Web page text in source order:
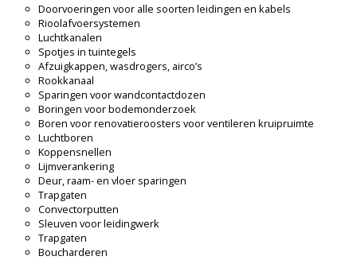
Doorvoeringen voor alle soorten leidingen en kabels
Rioolafvoersystemen
Luchtkanalen
Spotjes in tuintegels
Afzuigkappen, wasdrogers, airco’s
Rookkanaal
Sparingen voor wandcontactdozen
Boringen voor bodemonderzoek
Boren voor renovatieroosters voor ventileren kruipruimte
Luchtboren
Koppensnellen
Lijmverankering
Deur, raam- en vloer sparingen
Trapgaten
Convectorputten
Sleuven voor leidingwerk
Trapgaten
Boucharderen